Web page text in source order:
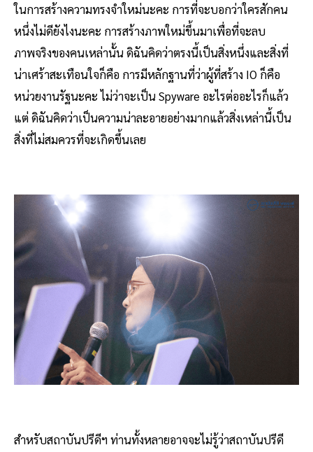
ในการสร้างความทรงจำใหม่นะคะ การที่จะบอกว่าใครสักคน
หนึ่งไม่ดียังไงนะคะ การสร้างภาพใหม่ขึ้นมาเพื่อที่จะลบ
ภาพจริงของคนเหล่านั้น ดิฉันคิดว่าตรงนี้เป็นสิ่งหนึ่งและสิ่งที่
น่าเศร้าสะเทือนใจก็คือ การมีหลักฐานที่ว่าผู้ที่สร้าง IO ก็คือ
หน่วยงานรัฐนะคะ ไม่ว่าจะเป็น Spyware อะไรต่ออะไรก็แล้ว
แต่ ดิฉันคิดว่าเป็นความน่าละอายอย่างมากแล้วสิ่งเหล่านี้เป็น
สิ่งที่ไม่สมควรที่จะเกิดขึ้นเลย
สำหรับสถาบันปรีดีฯ ท่านทั้งหลายอาจจะไม่รู้ว่าสถาบันปรีดี